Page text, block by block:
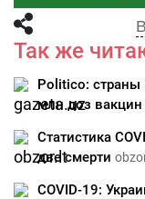
Так же
Politico: страны
млн доз вакцин
Статистика
две смерти
COVID-19: